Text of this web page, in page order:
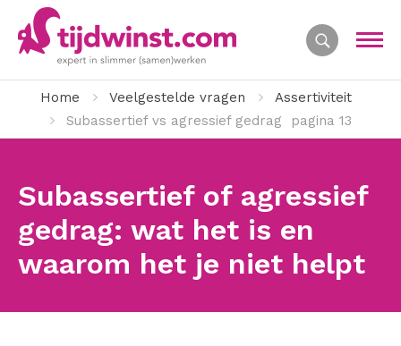
Home Veelgestelde vragen
Assertiviteit
Subassertief vs agressief gedrag
pagina 13
Subassertief of agressief
gedrag: wat het is en
waarom het je niet helpt